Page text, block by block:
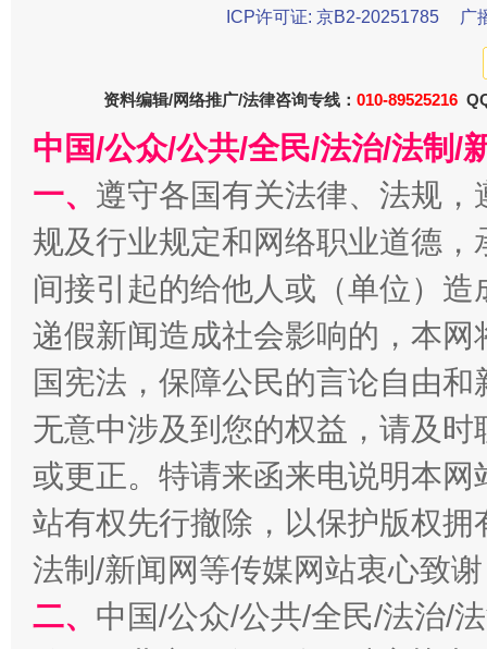
揭批美国五大"原罪"
解纷+调解+退费，一次搞定
ICP许可证: 京B2-20251785
广
资料编辑/网络推广/法律咨询专线： 010-89525216
中国/公众/公共/全民/法治/法制/
一、 遵守各国有关法律、法规
规及行业规定和网络职业道德
间接引起的给他人或（单位）
递假新闻造成社会影响的，本
国宪法，保障公民的言论自由
无意中涉及到您的权益，请及
或更正。特请来函来电说明本
站有权先行撤除，以保护版权
法制/新闻网等传媒网站衷心致
二、 中国/公众/公共/全民/法治/